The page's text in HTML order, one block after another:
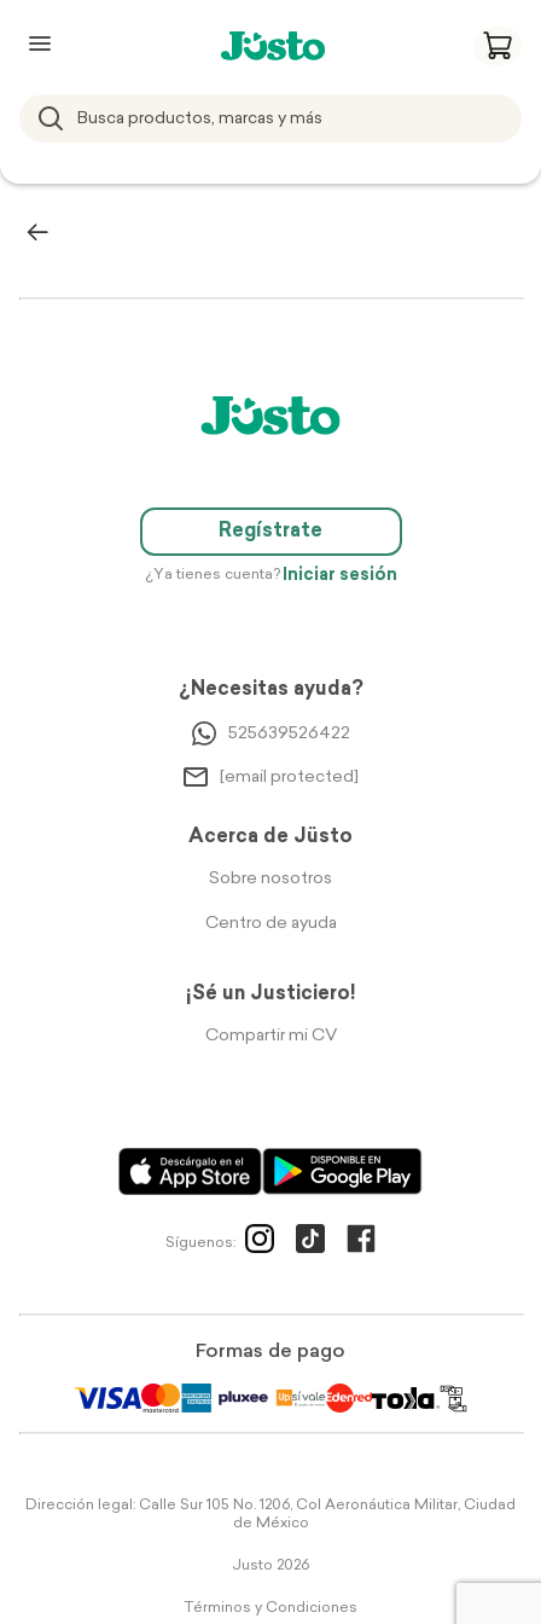
Regístrate
¿Ya tienes cuenta? Iniciar sesión
¿Necesitas ayuda?
525639526422
[email protected]
Acerca de Jüsto
Sobre nosotros
Centro de ayuda
¡Sé un Justiciero!
Compartir mi CV
Síguenos:
Formas de pago
Dirección legal: Calle Sur 105 No. 1206, Col Aeronáutica Militar, Ciudad
de México
Justo 2026
Términos y Condiciones